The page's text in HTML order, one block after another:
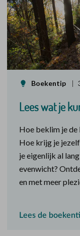
Boekentip
Lees wat je
Hoe beklim je de
Hoe krijg je
je eigenlijk al
evenwicht?
en met meer
Lees de